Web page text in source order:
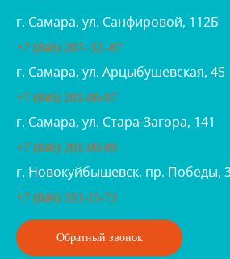
г. Самара, ул. Санфировой, 112Б
+7 (846) 207‒32‒87
г. Самара, ул. Арцыбушевская, 45
+7 (846) 201-00-07
г. Самара, ул. Стара-Загора, 141
+7 (846) 201-00-09
г. Новокуйбышевск, пр. Победы,
+7 (846) 353-15-73
Обратный звонок